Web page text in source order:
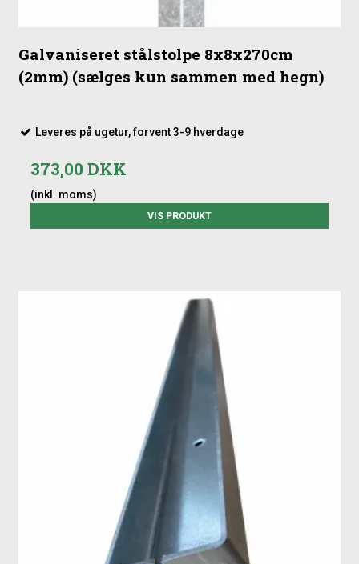
Galvaniseret stålstolpe 8x8x270cm
(2mm) (sælges kun sammen med hegn)
Leveres på ugetur, forvent 3-9 hverdage
373,00 DKK
(inkl. moms)
VIS PRODUKT